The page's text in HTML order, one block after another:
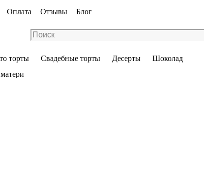
Оплата Отзывы Блог
торты Свадебные торты Десерты Шоколад